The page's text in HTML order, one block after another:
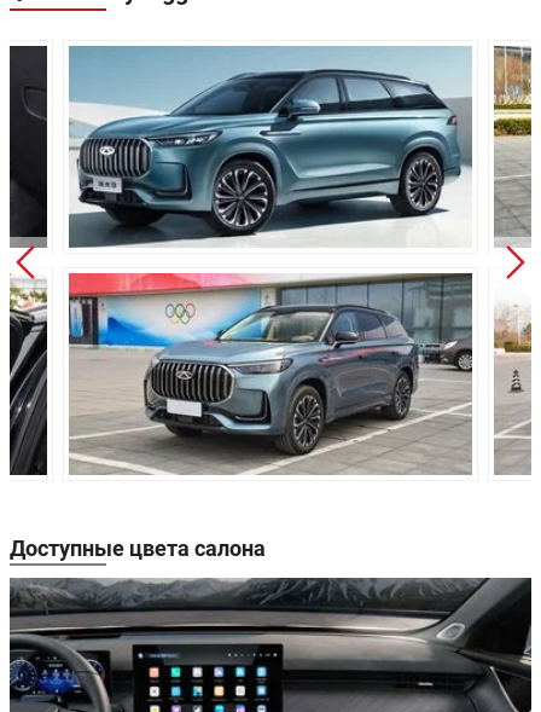
Автоматическая 8-и
ступенчатая
Привод: Полный
Передняя подвеска:
Независимая подвеска
типа Макферсон
Задняя подвеска:
Передние тормоза:
Дисковые
вентилируемые
Задние тормоза: Дисковые
Производство: Китай
Гарантия: 5 лет
Доступные цвета салона